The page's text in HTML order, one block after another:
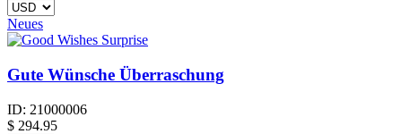
Neues
Gute Wünsche Überraschung
ID: 21000006
$ 294.95